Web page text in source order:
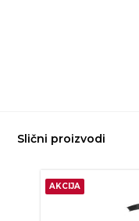
Slični proizvodi
AKCIJA